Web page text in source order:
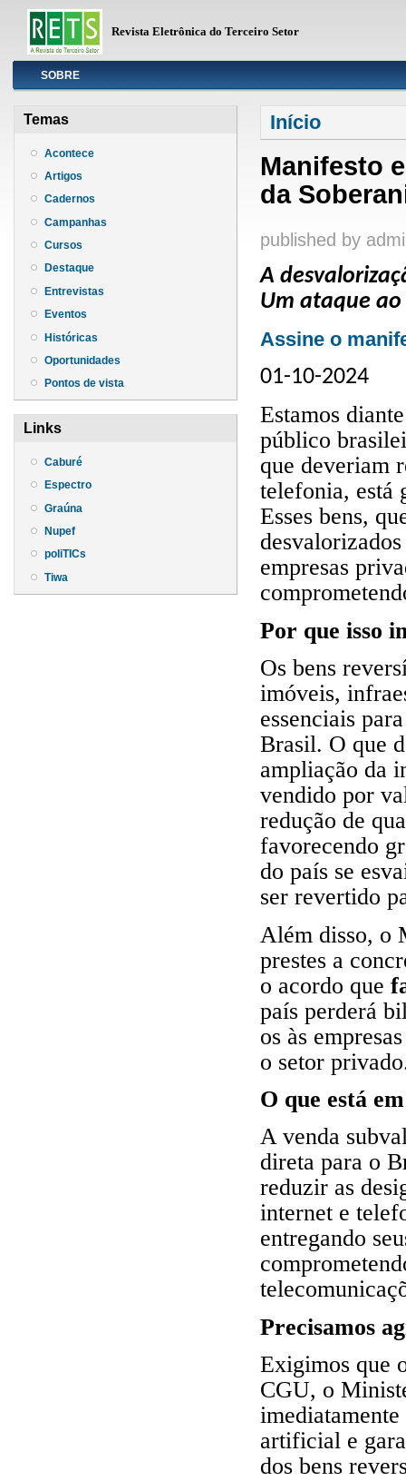
Revista Eletrônica do Terceiro Setor
InfoSOBRE
Temas
Acontece
Artigos
Cadernos
Campanhas
Cursos
Destaque
Entrevistas
Eventos
Históricas
Oportunidades
Pontos de vista
Links
Caburé
Espectro
Graúna
Nupef
poliTICs
Tiwa
Você está aqui
Início
Manifesto
da
published by
A
Um ataque
Assine o
01-10-2024
Estamos
público
que deveriam
telefonia, está
Esses bens,
empresas
Por que isso
Os bens
imóveis,
essenciais
Brasil. O que
ampliação da
vendido por
redução de
favorecendo
do país se
ser revertido
Além disso, o
prestes a
o acordo que
país perderá
os às
o setor
O que está
A venda
direta para o
reduzir as
internet e
entregando
Precisamos
Exigimos que
CGU, o
artificial e
dos bens